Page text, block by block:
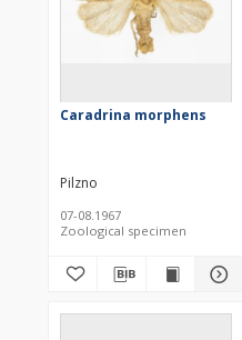
Caradrina morphens
Pilzno
07-08.1967
Zoological specimen